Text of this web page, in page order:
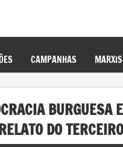
CAMPANHAS
BURGUESA
DO